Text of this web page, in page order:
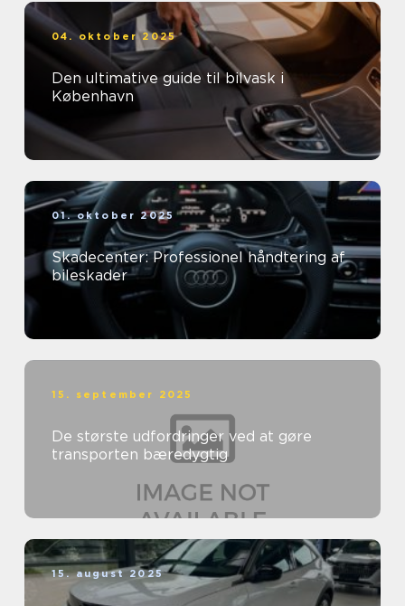
04. oktober 2025
Den ultimative guide til bilvask i
København
01. oktober 2025
Skadecenter: Professionel håndtering af
bileskader
15. september 2025
De største udfordringer ved at gøre
transporten bæredygtig
15. august 2025